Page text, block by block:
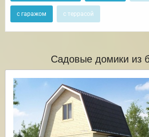
с гаражом с террасой
Садовые домики из